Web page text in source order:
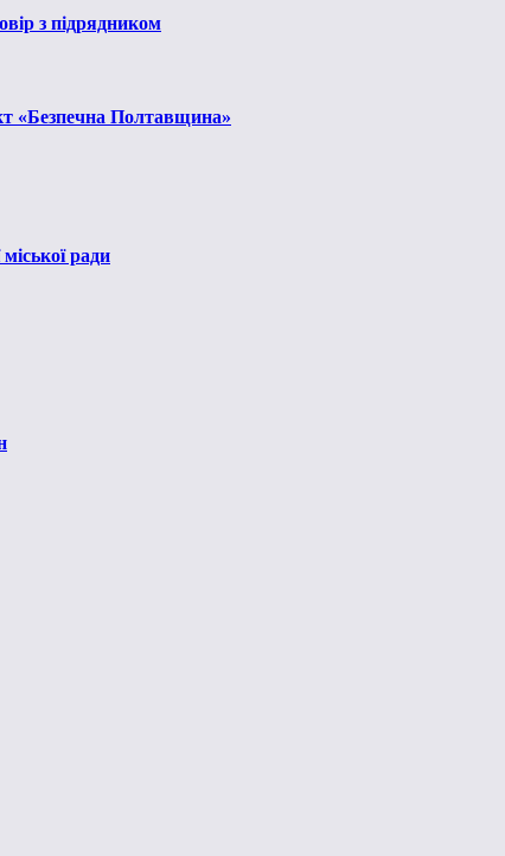
з підрядником
«Безпечна Полтавщина»
ради